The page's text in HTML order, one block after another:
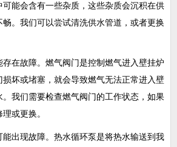
能会含有一些杂质，这些杂质会沉积在供
。我们可以尝试清洗供水管道，或者更换
在故障。燃气阀门是控制燃气进入壁挂炉
坏或堵塞，就会导致燃气无法正常进入壁
我们需要检查燃气阀门的工作状态，如果
或更换。
出现故障。热水循环泵是将热水输送到我